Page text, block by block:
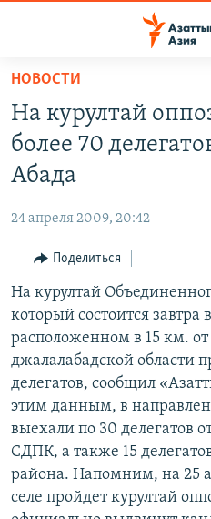
Вернуться
основному
содержанию
Вернутся
главной
навигации
Вернутся
поиску
КАЗАХСТАН
КЫРГЫЗСТАН
ТАДЖИКИСТАН
НОВОСТИ
ВОЙНА В УКРАИНЕ
ҚАЗАҚША
КЫРГЫЗЧА
ЎЗБЕКЧА
ТОҶИКӢ
TÜRKMENÇE
Все сайты РСЕ/РС
НОВОСТИ
На курултай
более 70
Абада
24 апреля 2009, 20:42
Поделиться
На курултай
который состоится завтра
расположенном в 15 км.
джалалабадской области
делегатов, сообщил
этим данным, в
выехали по 30 делегатов
СДПК, а также 15
района. Напомним, на 25
селе пройдет курултай